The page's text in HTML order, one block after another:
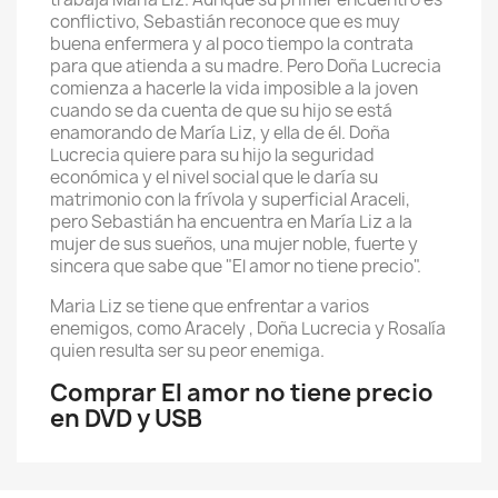
conflictivo, Sebastián reconoce que es muy
buena enfermera y al poco tiempo la contrata
para que atienda a su madre. Pero Doña Lucrecia
comienza a hacerle la vida imposible a la joven
cuando se da cuenta de que su hijo se está
enamorando de María Liz, y ella de él. Doña
Lucrecia quiere para su hijo la seguridad
económica y el nivel social que le daría su
matrimonio con la frívola y superficial Araceli,
pero Sebastián ha encuentra en María Liz a la
mujer de sus sueños, una mujer noble, fuerte y
sincera que sabe que "El amor no tiene precio".
Maria Liz se tiene que enfrentar a varios
enemigos, como Aracely , Doña Lucrecia y Rosalía
quien resulta ser su peor enemiga.
Comprar El amor no tiene precio
en DVD y USB